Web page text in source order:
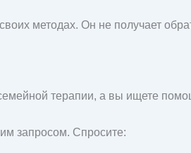
методах. Он не получает
терапии, а вы ищете
запросом. Спросите: